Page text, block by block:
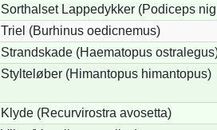
Sorthalset Lappedykker (Podiceps
Triel (Burhinus oedicnemus)
Strandskade (Haematopus
Stylteløber (Himantopus himantopus)
Klyde (Recurvirostra avosetta)